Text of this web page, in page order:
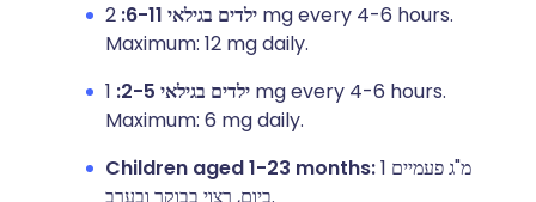
ילדים בגילאי 6-11:
2 mg every 4-6 hours.
Maximum: 12 mg daily.
ילדים בגילאי 2-5:
1 mg every 4-6 hours.
Maximum: 6 mg daily.
Children aged 1-23 months:1 מ"ג פעמיים